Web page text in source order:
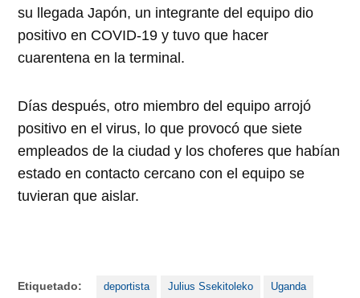
su llegada Japón, un integrante del equipo dio
positivo en COVID-19 y tuvo que hacer
cuarentena en la terminal.
Días después, otro miembro del equipo arrojó
positivo en el virus, lo que provocó que siete
empleados de la ciudad y los choferes que habían
estado en contacto cercano con el equipo se
tuvieran que aislar.
Etiquetado: deportista Julius Ssekitoleko Uganda